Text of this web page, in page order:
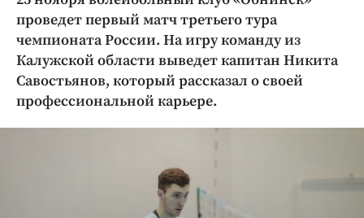
Криминал
Культура
Недвижимость и ЖКХ
Образование
Общество
Погода
проведет первый матч третьего тура
чемпионата России. На игру команду из
Калужской области выведет капитан Никита
Савостьянов, который рассказал о своей
профессиональной карьере.